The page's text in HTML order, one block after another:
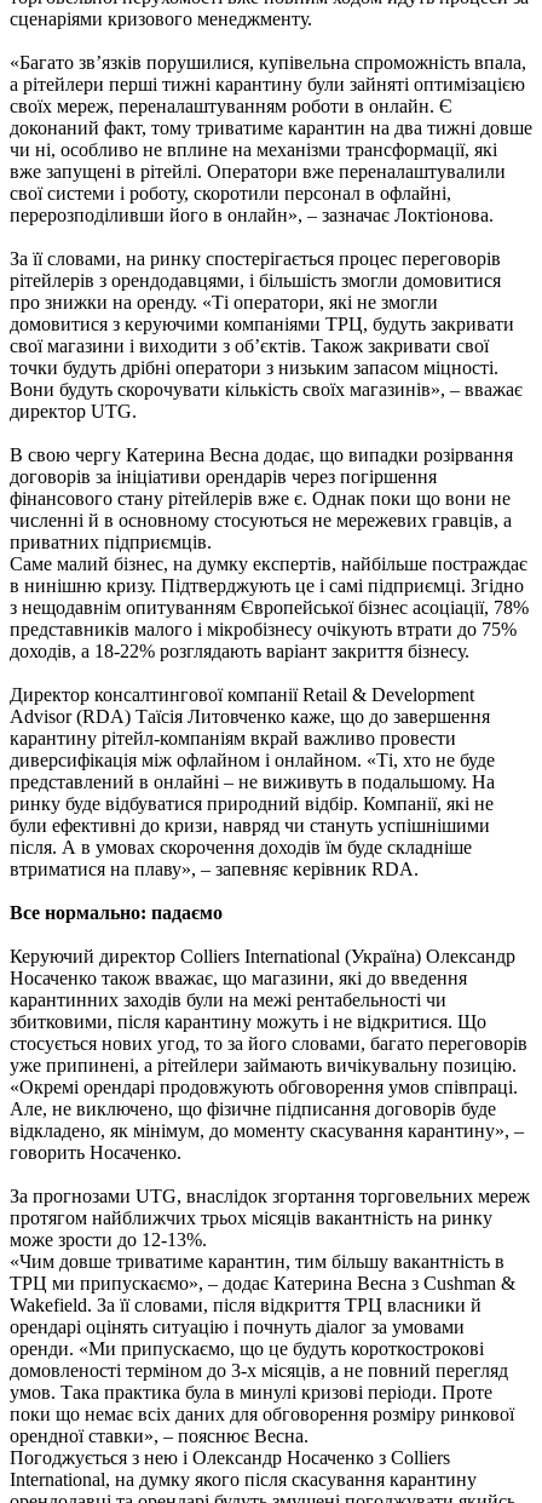
сценаріями кризового менеджменту.
«Багато зв’язків порушилися, купівельна спроможність впала,
а рітейлери перші тижні карантину були зайняті оптимізацією
своїх мереж, переналаштуванням роботи в онлайн. Є
доконаний факт, тому триватиме карантин на два тижні довше
чи ні, особливо не вплине на механізми трансформації, які
вже запущені в рітейлі. Оператори вже переналаштувалили
свої системи і роботу, скоротили персонал в офлайні,
перерозподіливши його в онлайн», – зазначає Локтіонова.
За її словами, на ринку спостерігається процес переговорів
рітейлерів з орендодавцями, і більшість змогли домовитися
про знижки на оренду. «Ті оператори, які не змогли
домовитися з керуючими компаніями ТРЦ, будуть закривати
свої магазини і виходити з об’єктів. Також закривати свої
точки будуть дрібні оператори з низьким запасом міцності.
Вони будуть скорочувати кількість своїх магазинів», – вважає
директор UTG.
В свою чергу Катерина Весна додає, що випадки розірвання
договорів за ініціативи орендарів через погіршення
фінансового стану рітейлерів вже є. Однак поки що вони не
численні й в основному стосуються не мережевих гравців, а
приватних підприємців.
Саме малий бізнес, на думку експертів, найбільше постраждає
в нинішню кризу. Підтверджують це і самі підприємці. Згідно
з нещодавнім опитуванням Європейської бізнес асоціації, 78%
представників малого і мікробізнесу очікують втрати до 75%
доходів, а 18-22% розглядають варіант закриття бізнесу.
Директор консалтингової компанії Retail & Development
Advisor (RDA) Таїсія Литовченко каже, що до завершення
карантину рітейл-компаніям вкрай важливо провести
диверсифікація між офлайном і онлайном. «Ті, хто не буде
представлений в онлайні – не виживуть в подальшому. На
ринку буде відбуватися природний відбір. Компанії, які не
були ефективні до кризи, навряд чи стануть успішнішими
після. А в умовах скорочення доходів їм буде складніше
втриматися на плаву», – запевняє керівник RDA.
Все нормально: падаємо
Керуючий директор Colliers International (Україна) Олександр
Носаченко також вважає, що магазини, які до введення
карантинних заходів були на межі рентабельності чи
збитковими, після карантину можуть і не відкритися. Що
стосується нових угод, то за його словами, багато переговорів
уже припинені, а рітейлери займають вичікувальну позицію.
«Окремі орендарі продовжують обговорення умов співпраці.
Але, не виключено, що фізичне підписання договорів буде
відкладено, як мінімум, до моменту скасування карантину», –
говорить Носаченко.
За прогнозами UTG, внаслідок згортання торговельних мереж
протягом найближчих трьох місяців вакантність на ринку
може зрости до 12-13%.
«Чим довше триватиме карантин, тим більшу вакантність в
ТРЦ ми припускаємо», – додає Катерина Весна з Cushman &
Wakefield. За її словами, після відкриття ТРЦ власники й
орендарі оцінять ситуацію і почнуть діалог за умовами
оренди. «Ми припускаємо, що це будуть короткострокові
домовленості терміном до 3-х місяців, а не повний перегляд
умов. Така практика була в минулі кризові періоди. Проте
поки що немає всіх даних для обговорення розміру ринкової
орендної ставки», – пояснює Весна.
Погоджується з нею і Олександр Носаченко з Colliers
International, на думку якого після скасування карантину